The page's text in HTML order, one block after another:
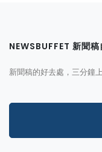
NEWSBUFFET 新聞
新聞稿的好去處，三分鐘